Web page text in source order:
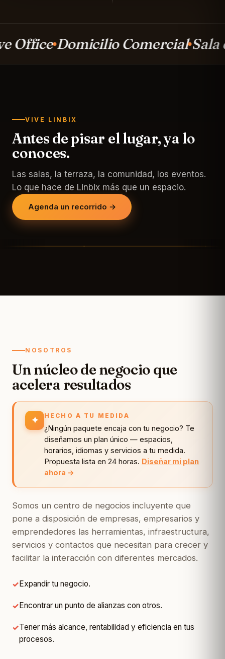
Comercial Sala de Juntas
VIVE LINBIX
Antes de pisar el lugar, ya lo
conoces.
Las salas, la terraza, la comunidad, los eventos.
Lo que hace de Linbix más que un espacio.
Agenda un recorrido →
NOSOTROS
Un núcleo de negocio que
acelera resultados
✦ HECHO A TU MEDIDA
¿Ningún paquete encaja con tu negocio? Te
diseñamos un plan único — espacios,
horarios, idiomas y servicios a tu medida.
Propuesta lista en 24 horas. Diseñar mi plan
ahora →
Somos un centro de negocios incluyente que
pone a disposición de empresas, empresarios y
emprendedores las herramientas, infraestructura,
servicios y contactos que necesitan para crecer y
facilitar la interacción con diferentes mercados.
Expandir tu negocio.
Encontrar un punto de alianzas con otros.
Tener más alcance, rentabilidad y eficiencia en tus
procesos.